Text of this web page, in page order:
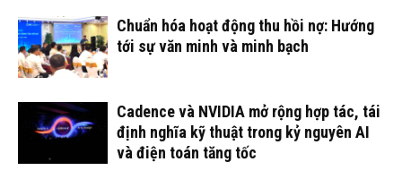
Chuẩn hóa hoạt động thu hồi nợ: Hướng
tới sự văn minh và minh bạch
Cadence và NVIDIA mở rộng hợp tác, tái
định nghĩa kỹ thuật trong kỷ nguyên AI
và điện toán tăng tốc